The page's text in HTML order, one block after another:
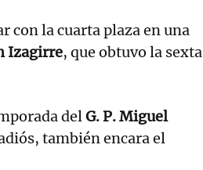
con la cuarta plaza en una
Izagirre, que obtuvo la sexta
delG. P. Miguel
también encara el